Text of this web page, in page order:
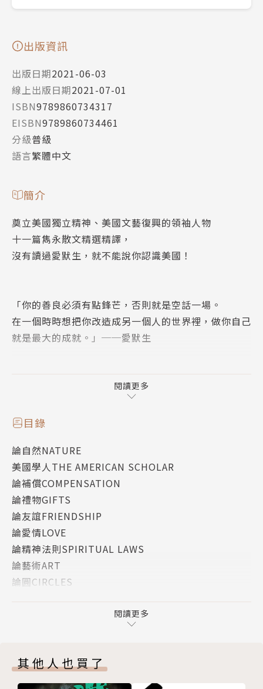
出版資訊
出版日期2021-06-03
線上出版日期2021-07-01
ISBN9789860734317
EISBN9789860734461
分級普級
語言繁體中文
簡介
奠立美國獨立精神、美國文藝復興的領袖人物
十一篇雋永散文精選精譯，
沒有讀過愛默生，就不能說你認識美國！
「你的善良必須有點鋒芒，否則就是空話一場。
在一個時時想把你改造成另一個人的世界裡，做你自己
就是最大的成就。」──愛默生
引用愛默生〈論自立〉格言
★〈美國學者〉被譽為美國思想文化的「獨立宣言」
★〈論自然〉啟發梭羅創作《湖濱散記》
愛默生是美國最偉大的思想巨人之一，被稱為「美國文
明之父」、「美國的孔子」，也是「美國文藝復興」的
催生者。他以深刻的哲思、簡鍊優美的文字，確立了十
九世紀美國朝氣蓬勃、自信昂揚的文化精神。
他的學說崇尚自我、自由與民主，鍾愛自然、靈性與詩
歌，更融合了超越論與德國唯心主義，其影響力無遠弗
屆，梭羅、惠特曼、尼采、德希達、拉岡、霍桑等人，
開國精神，為歷屆總統所必讀；〈論自然〉融合了東方
天人合一思想，充滿靈性與哲思；〈美國學人〉則被譽
閱讀更多
目錄
論自然NATURE
美國學人THE AMERICAN SCHOLAR
論補償COMPENSATION
論禮物GIFTS
論友誼FRIENDSHIP
論愛情LOVE
論精神法則SPIRITUAL LAWS
論藝術ART
論圓CIRCLES
閱讀更多
其他人也買了